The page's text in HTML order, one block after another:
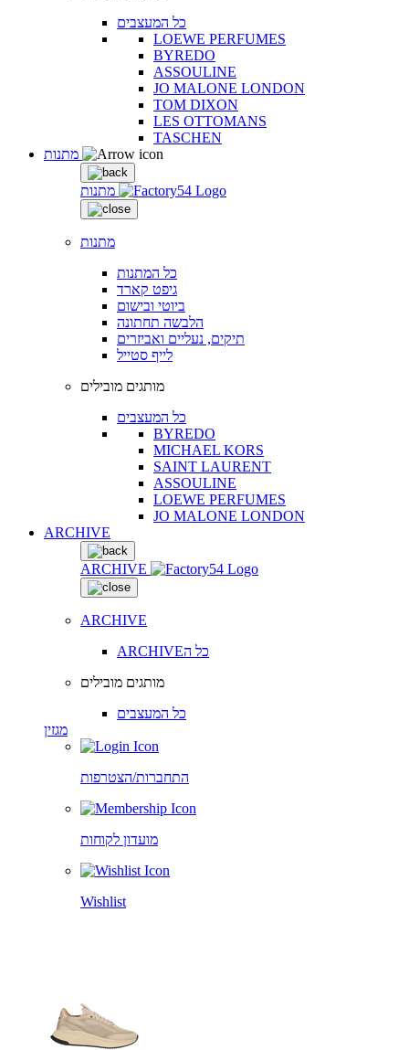
כל המעצבים
LOEWE PERFUMES
BYREDO
ASSOULINE
JO MALONE LONDON
TOM DIXON
LES OTTOMANS
TASCHEN
מתנות
מתנות
כל המתנות
גיפט קארד
ביוטי ובישום
הלבשה תחתונה
תיקים, נעליים ואביזרים
לייף סטייל
מותגים מובילים
כל המעצבים
BYREDO
MICHAEL KORS
SAINT LAURENT
ASSOULINE
LOEWE PERFUMES
JO MALONE LONDON
ARCHIVE
ARCHIVE
ARCHIVE
ARCHIVEכל ה
מותגים מובילים
כל המעצבים
מגזין
התחברות/הצטרפות
מועדון לקוחות
Wishlist